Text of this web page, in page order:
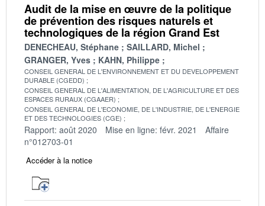
Audit de la mise en œuvre de la politique
de prévention des risques naturels et
technologiques de la région Grand Est
DENECHEAU, Stéphane
SAILLARD, Michel
GRANGER, Yves
KAHN, Philippe
CONSEIL GENERAL DE L'ENVIRONNEMENT ET DU DEVELOPPEMENT
DURABLE (CGEDD)
CONSEIL GENERAL DE L'ALIMENTATION, DE L'AGRICULTURE ET DES
ESPACES RURAUX (CGAAER)
CONSEIL GENERAL DE L'ECONOMIE, DE L'INDUSTRIE, DE L'ENERGIE
ET DES TECHNOLOGIES (CGE)
Rapport: août 2020 Mise en ligne: févr. 2021
Affaire
n°012703-01
Accéder à la notice